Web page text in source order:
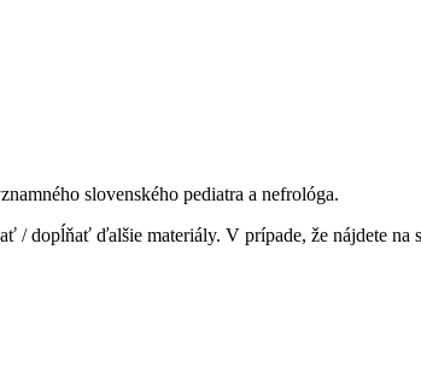
slovenského pediatra a nefrológa.
/ dopĺňať ďalšie materiály. V prípade, že nájdete